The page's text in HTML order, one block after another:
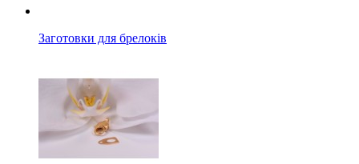
Заготовки для брелоків